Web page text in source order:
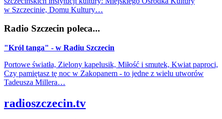
w Szczecinie, Domu Kultury…
Radio Szczecin poleca...
"Król tanga" - w Radiu Szczecin
Portowe światła, Zielony kapelusik, Miłość i smutek, Kwiat paproci,
Czy pamiętasz tę noc w Zakopanem - to jedne z wielu utworów
Tadeusza Millera…
radioszczecin.tv